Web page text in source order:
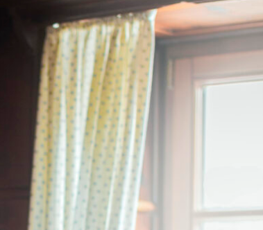
Wieskirche © Oberbayern / Christoph Jorda
auch die prachtvolle Wieskirche,
Kultur-Highlights herausgepickt, bei